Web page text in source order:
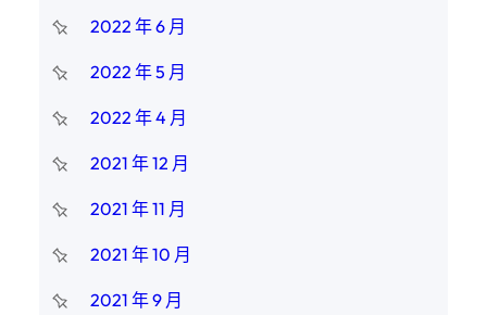
2022 年 6 月
2022 年 5 月
2022 年 4 月
2021 年 12 月
2021 年 11 月
2021 年 10 月
2021 年 9 月